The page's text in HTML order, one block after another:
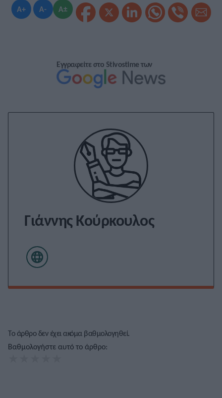
A+ A- A±
Εγγραφείτε στο Stivostime των
Γιάννης Κούρκουλος
Το άρθρο δεν έχει ακόμα βαθμολογηθεί.
Βαθμολογήστε αυτό το άρθρο: